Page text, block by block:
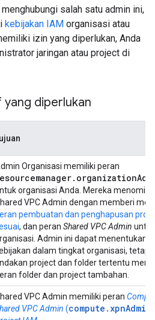
salah satu admin ini,
kebijakan IAM organisasi atau
izin yang diperlukan, Anda
jaringan atau project di
diperlukan
Organisasi memiliki peran
. organization
organisasi Anda. Mereka
VPC Admin dengan memberi
pembuatan dan penghapusan
, dan peran Shared VPC Admin untuk
Admin ini dapat menentukan
dalam tingkat organisasi, tetapi
project dan folder tertentu
folder dan project tambahan.
VPC Admin memiliki peran
VPC Admin (compute.xpnAdmin